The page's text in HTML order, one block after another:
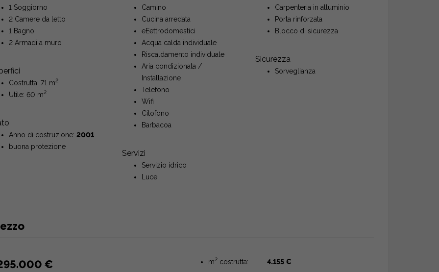
1 Soggiorno
2 Camere da letto
1 Bagno
2 Armadi a muro
Costrutta: 71 m2
Utile: 60 m2
Anno di costruzione: 2001
buona protezione
Camino
Cucina arredata
eEettrodomestici
Acqua calda individuale
Riscaldamento individuale
Aria condizionata /
Installazione
Telefono
Wifi
Citofono
Barbacoa
Servizi
Servizio idrico
Luce
Carpenteria in alluminio
Porta rinforzata
Blocco di sicurezza
Sicurezza
Sorveglianza
€ m2 costrutta: 4.155 €